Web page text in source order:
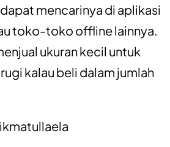
mencarinya di aplikasi
toko-toko offline lainnya.
ukuran kecil untuk
kalau beli dalam jumlah